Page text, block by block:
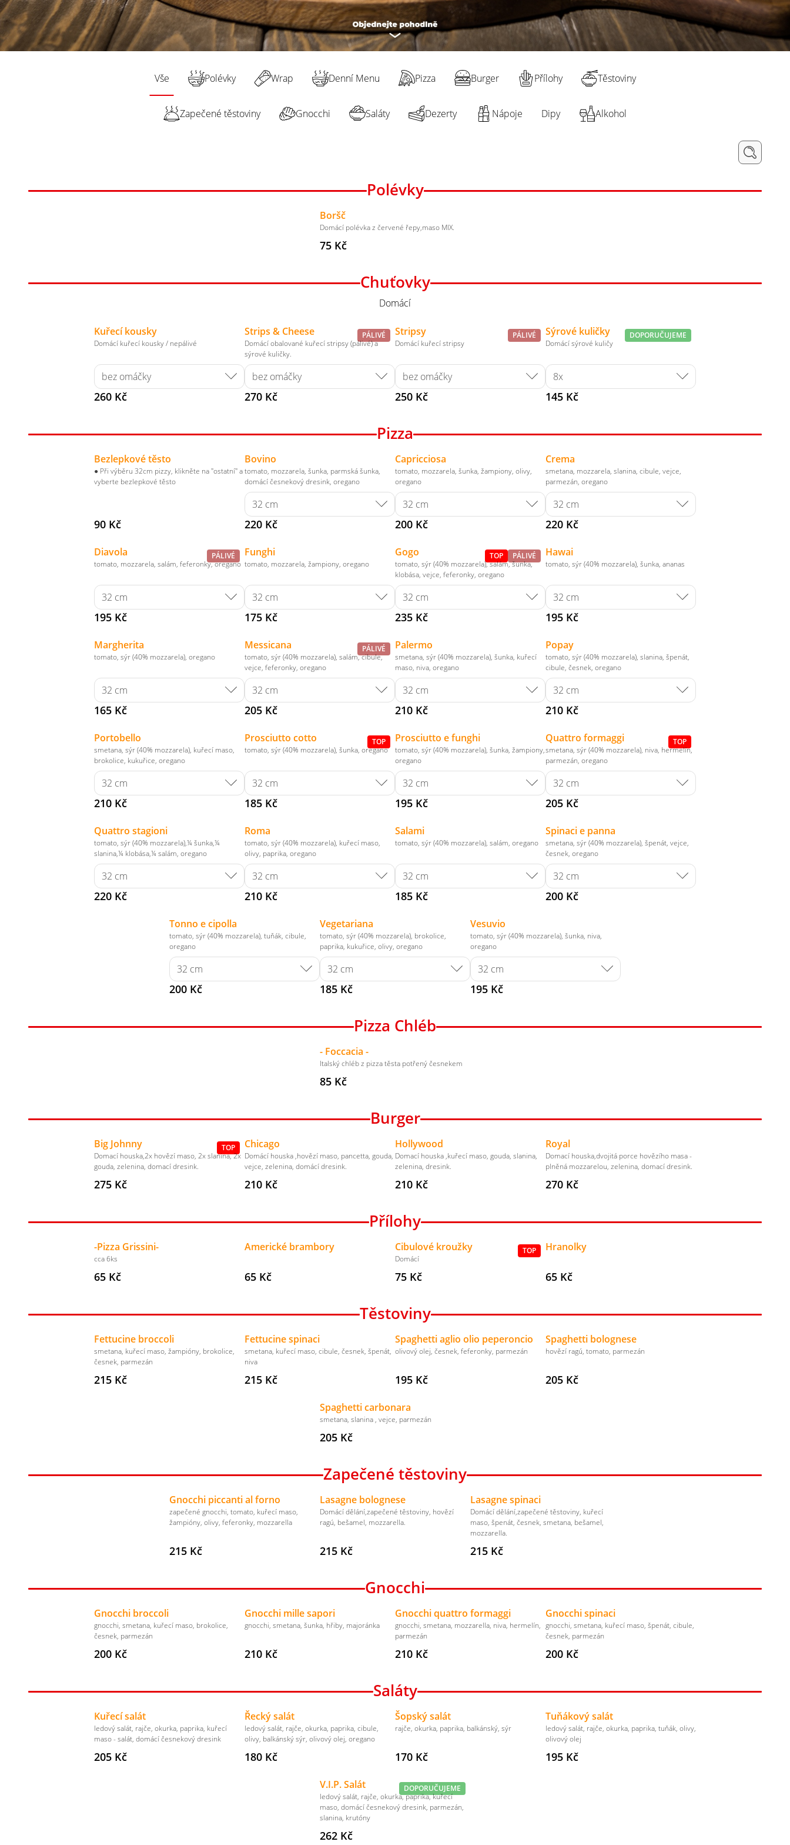
Vše Polévky Wrap Denní Menu Pizza Burger Přílohy Těstoviny
Zapečené těstoviny Gnocchi Saláty Dezerty Nápoje Dipy Alkohol
Polévky
Boršč
Domácí polévka z červené řepy,maso MIX.
75 Kč
Chuťovky
Domácí
Kuřecí kousky
Domácí kuřecí kousky / nepálivé
260 Kč
PÁLIVÉ
Strips & Cheese
Domácí obalované kuřecí stripsy (pálivé) a
sýrové kuličky.
270 Kč
PÁLIVÉ
Stripsy
Domácí kuřecí stripsy
250 Kč
DOPORUČUJEME
Sýrové kuličky
Domácí sýrové kuličy
145 Kč
Pizza
Bezlepkové těsto
● Při výběru 32cm pizzy, klikněte na "ostatní" a
vyberte bezlepkové těsto
90 Kč
Bovino
tomato, mozzarela, šunka, parmská šunka,
domácí česnekový dresink, oregano
220 Kč
Capricciosa
tomato, mozzarela, šunka, žampiony, olivy,
oregano
200 Kč
Crema
smetana, mozzarela, slanina, cibule, vejce,
parmezán, oregano
220 Kč
PÁLIVÉ
Diavola
tomato, mozzarela, salám, feferonky, oregano
195 Kč
Funghi
tomato, mozzarela, žampiony, oregano
175 Kč
TOP PÁLIVÉ
Gogo
tomato, sýr (40% mozzarela), salám, šunka,
klobása, vejce, feferonky, oregano
235 Kč
Hawai
tomato, sýr (40% mozzarela), šunka, ananas
195 Kč
Margherita
tomato, sýr (40% mozzarela), oregano
165 Kč
PÁLIVÉ
Messicana
tomato, sýr (40% mozzarela), salám, cibule,
vejce, feferonky, oregano
205 Kč
Palermo
smetana, sýr (40% mozzarela), šunka, kuřecí
maso, niva, oregano
210 Kč
Popay
tomato, sýr (40% mozzarela), slanina, špenát,
cibule, česnek, oregano
210 Kč
Portobello
smetana, sýr (40% mozzarela), kuřecí maso,
brokolice, kukuřice, oregano
210 Kč
TOP
Prosciutto cotto
tomato, sýr (40% mozzarela), šunka, oregano
185 Kč
Prosciutto e funghi
tomato, sýr (40% mozzarela), šunka, žampiony,
oregano
195 Kč
TOP
Quattro formaggi
smetana, sýr (40% mozzarela), niva, hermelín,
parmezán, oregano
205 Kč
Quattro stagioni
tomato, sýr (40% mozzarela),¼ šunka,¼
slanina,¼ klobása,¼ salám, oregano
220 Kč
Roma
tomato, sýr (40% mozzarela), kuřecí maso,
olivy, paprika, oregano
210 Kč
Salami
tomato, sýr (40% mozzarela), salám, oregano
185 Kč
Spinaci e panna
smetana, sýr (40% mozzarela), špenát, vejce,
česnek, oregano
200 Kč
Tonno e cipolla
tomato, sýr (40% mozzarela), tuňák, cibule,
oregano
200 Kč
Vegetariana
tomato, sýr (40% mozzarela), brokolice,
paprika, kukuřice, olivy, oregano
185 Kč
Vesuvio
tomato, sýr (40% mozzarela), šunka, niva,
oregano
195 Kč
Pizza Chléb
- Foccacia -
Italský chléb z pizza těsta potřený česnekem
85 Kč
Burger
TOP
Big Johnny
Domací houska,2x hovězí maso, 2x slanina, 2x
gouda, zelenina, domací dresink.
275 Kč
Chicago
Domácí houska ,hovězí maso, pancetta, gouda,
vejce, zelenina, domácí dresink.
210 Kč
Hollywood
Domací houska ,kuřecí maso, gouda, slanina,
zelenina, dresink.
210 Kč
Royal
Domací houska,dvojitá porce hovězího masa -
plněná mozzarelou, zelenina, domací dresink.
270 Kč
Přílohy
-Pizza Grissini-
cca 6ks
65 Kč
Americké brambory
65 Kč
TOP
Cibulové kroužky
Domácí
75 Kč
Hranolky
65 Kč
Těstoviny
Fettucine broccoli
smetana, kuřecí maso, žampióny, brokolice,
česnek, parmezán
215 Kč
Fettucine spinaci
smetana, kuřecí maso, cibule, česnek, špenát,
niva
215 Kč
Spaghetti aglio olio peperoncio
olivový olej, česnek, feferonky, parmezán
195 Kč
Spaghetti bolognese
hovězí ragú, tomato, parmezán
205 Kč
Spaghetti carbonara
smetana, slanina , vejce, parmezán
205 Kč
Zapečené těstoviny
Gnocchi piccanti al forno
zapečené gnocchi, tomato, kuřecí maso,
žampióny, olivy, feferonky, mozzarella
215 Kč
Lasagne bolognese
Domácí dělání,zapečené těstoviny, hovězí
ragú, bešamel, mozzarella.
215 Kč
Lasagne spinaci
Domácí dělání,zapečené těstoviny, kuřecí
maso, špenát, česnek, smetana, bešamel,
mozzarella.
215 Kč
Gnocchi
Gnocchi broccoli
gnocchi, smetana, kuřecí maso, brokolice,
česnek, parmezán
200 Kč
Gnocchi mille sapori
gnocchi, smetana, šunka, hřiby, majoránka
210 Kč
Gnocchi quattro formaggi
gnocchi, smetana, mozzarella, niva, hermelín,
parmezán
210 Kč
Gnocchi spinaci
gnocchi, smetana, kuřecí maso, špenát, cibule,
česnek, parmezán
200 Kč
Saláty
Kuřecí salát
ledový salát, rajče, okurka, paprika, kuřecí
maso - salát, domácí česnekový dresink
205 Kč
Řecký salát
ledový salát, rajče, okurka, paprika, cibule,
olivy, balkánský sýr, olivový olej, oregano
180 Kč
Šopský salát
rajče, okurka, paprika, balkánský, sýr
170 Kč
Tuňákový salát
ledový salát, rajče, okurka, paprika, tuňák, olivy,
olivový olej
195 Kč
DOPORUČUJEME
V.I.P. Salát
ledový salát, rajče, okurka, paprika, kuřecí
maso, domácí česnekový dresink, parmezán,
slanina, krutóny
262 Kč